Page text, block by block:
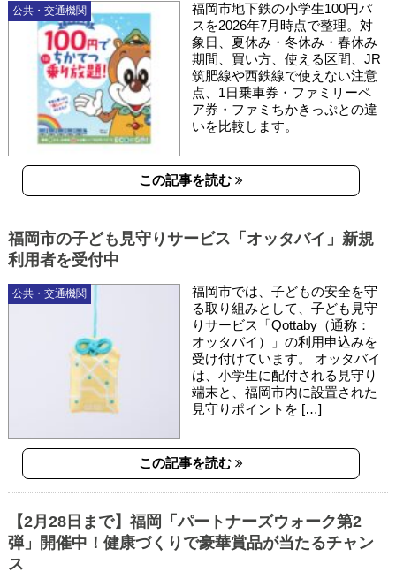
公共・交通機関
福岡市地下鉄の小学生100円パ
スを2026年7月時点で整理。対
象日、夏休み・冬休み・春休み
期間、買い方、使える区間、JR
筑肥線や西鉄線で使えない注意
点、1日乗車券・ファミリーペ
ア券・ファミちかきっぷとの違
いを比較します。
この記事を読む
公共・交通機関
福岡市の子ども見守りサービス「オッタバイ」新規
利用者を受付中
福岡市では、子どもの安全を守
る取り組みとして、子ども見守
りサービス「Qottaby（通称：
オッタバイ）」の利用申込みを
受け付けています。 オッタバイ
は、小学生に配付される見守り
端末と、福岡市内に設置された
見守りポイントを […]
この記事を読む
【2月28日まで】福岡「パートナーズウォーク第2
弾」開催中！健康づくりで豪華賞品が当たるチャン
ス